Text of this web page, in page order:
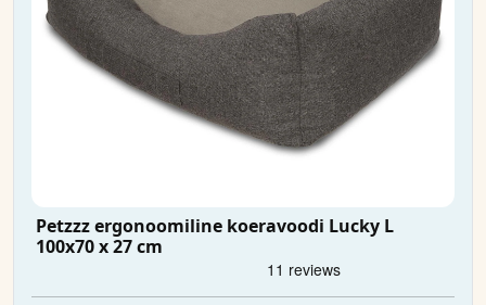
Petzzz ergonoomiline koeravoodi Lucky L
100x70 x 27 cm